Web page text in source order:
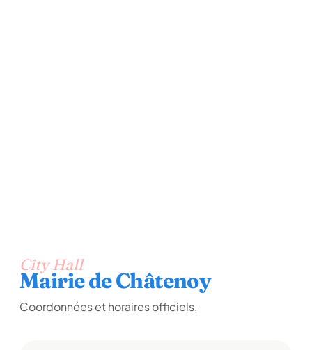
City Hall
Mairie de Châtenoy
Coordonnées et horaires officiels.